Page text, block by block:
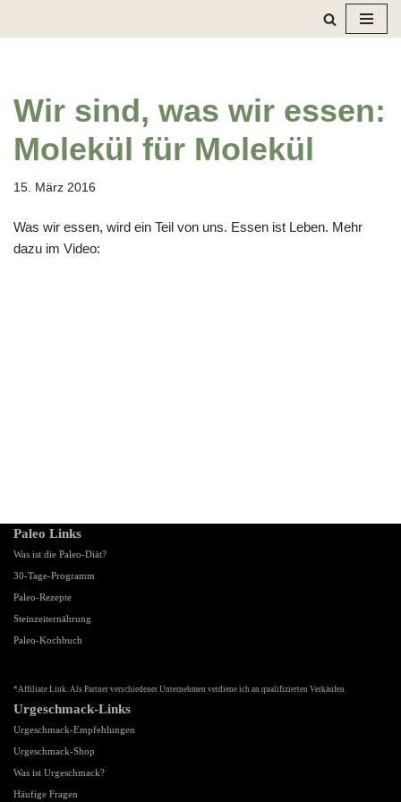
Wir sind, was wir essen:
Molekül für Molekül
15. März 2016
Was wir essen, wird ein Teil von uns. Essen ist Leben. Mehr
dazu im Video:
Paleo Links
Was ist die Paleo-Diät?
30-Tage-Programm
Paleo-Rezepte
Steinzeiternährung
Paleo-Kochbuch
*Affiliate Link. Als Partner verschiedener Unternehmen verdiene ich an qualifizierten Verkäufen.
Urgeschmack-Links
Urgeschmack-Empfehlungen
Urgeschmack-Shop
Was ist Urgeschmack?
Häufige Fragen